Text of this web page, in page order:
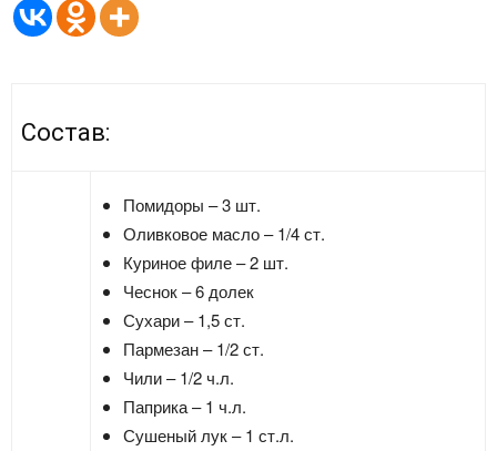
Состав:
Помидоры – 3 шт.
Оливковое масло – 1/4 ст.
Куриное филе – 2 шт.
Чеснок – 6 долек
Сухари – 1,5 ст.
Пармезан – 1/2 ст.
Чили – 1/2 ч.л.
Паприка – 1 ч.л.
Сушеный лук – 1 ст.л.